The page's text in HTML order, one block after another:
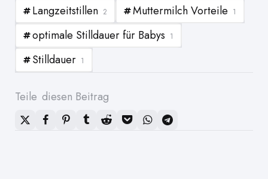
Langzeitstillen 2 Muttermilch Vorteile 1
optimale Stilldauer für Babys 1
Stilldauer 1
Teile diesen Beitrag